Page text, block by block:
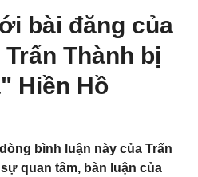
bài đăng của
Thành bị
Hiền Hồ
bình luận này của Trấn
quan tâm, bàn luận của